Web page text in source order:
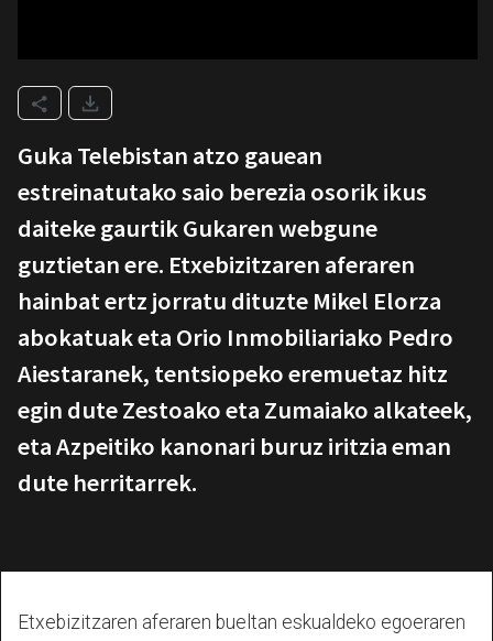
Guka Telebistan atzo gauean
estreinatutako saio berezia osorik ikus
daiteke gaurtik Gukaren webgune
guztietan ere. Etxebizitzaren aferaren
hainbat ertz jorratu dituzte Mikel Elorza
abokatuak eta Orio Inmobiliariako Pedro
Aiestaranek, tentsiopeko eremuetaz hitz
egin dute Zestoako eta Zumaiako alkateek,
eta Azpeitiko kanonari buruz iritzia eman
dute herritarrek.
Etxebizitzaren aferaren bueltan eskualdeko egoeraren